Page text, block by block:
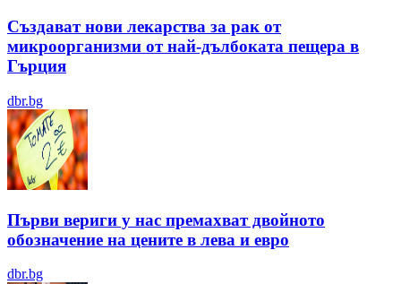
Създават нови лекарства за рак от
микроорганизми от най-дълбоката пещера в
Гърция
dbr.bg
Първи вериги у нас премахват двойното
обозначение на цените в лева и евро
dbr.bg